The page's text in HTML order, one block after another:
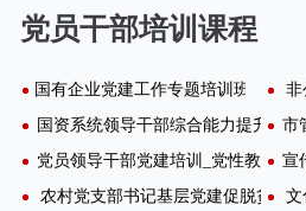
党员干部培训课程
国有企业党建工作专题培训班
国资系统领导干部综合能力提升培训
党员领导干部党建培训_党性教育培
农村党支部书记基层党建促脱贫攻
非
市
宣
文